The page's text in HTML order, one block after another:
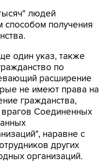
людей
способом получения
один указ, также
по
расширение
не имеют права на
гражданства,
Соединенных
наравне с
других
организаций.